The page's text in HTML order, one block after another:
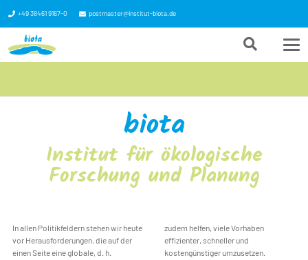
+49 38461 9167-0 postmaster@institut-biota.de
biota
Institut für ökologische
Forschung und Planung
In allen Politikfeldern stehen wir heute
vor Herausforderungen, die auf der
einen Seite eine globale, d. h.
zudem helfen, viele Vorhaben
effizienter, schneller und
kostengünstiger umzusetzen.